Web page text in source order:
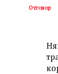
Отговор